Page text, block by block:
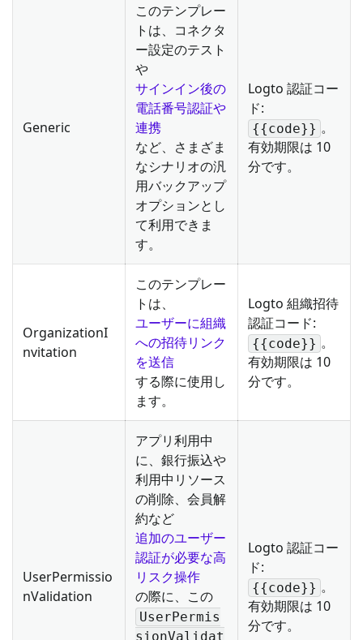
Generic
このテンプレー
トは、コネクタ
ー設定のテスト
や
サインイン後の
電話番号認証や
連携
など、さまざま
なシナリオの汎
用バックアップ
オプションとし
て利用できま
す。
Logto 認証コー
ド:
{{code}} 。
有効期限は 10
分です。
OrganizationI
nvitation
このテンプレー
トは、
ユーザーに組織
への招待リンク
を送信
する際に使用し
ます。
Logto 組織招待
認証コード:
{{code}} 。
有効期限は 10
分です。
UserPermissio
nValidation
アプリ利用中
に、銀行振込や
利用中リソース
の削除、会員解
約など
追加のユーザー
認証が必要な高
リスク操作
の際に、この
UserPermis
sionValidat
Logto 認証コー
ド:
{{code}} 。
有効期限は 10
分です。